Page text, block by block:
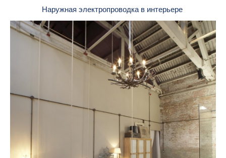
Наружная электропроводка в интерьере